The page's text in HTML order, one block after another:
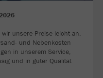
unsere Preise leicht an.
und Nebenkosten
in unserem Service,
und in guter Qualität